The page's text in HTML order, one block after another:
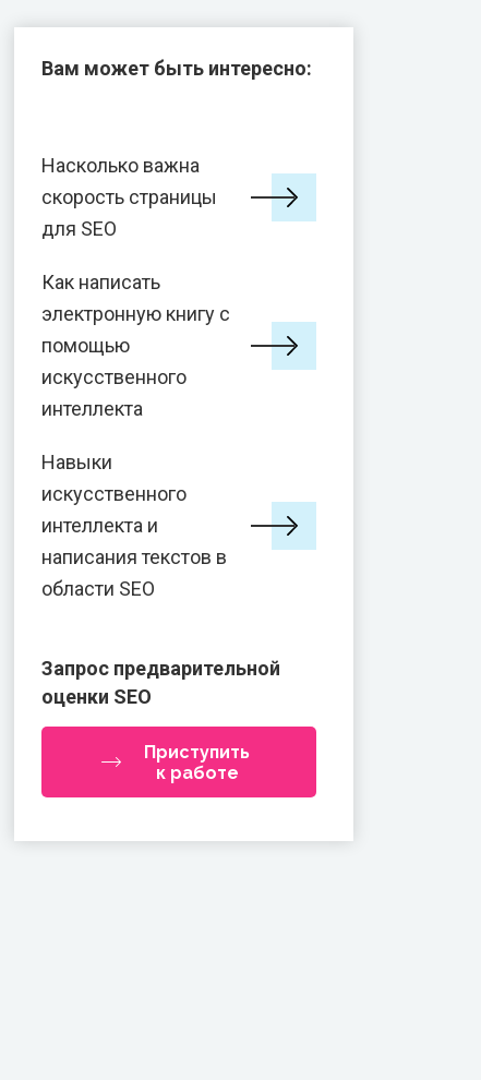
Вам может быть интересно:
Насколько важна
скорость страницы
для SEO
Как написать
электронную книгу с
помощью
искусственного
интеллекта
Навыки
искусственного
интеллекта и
написания текстов в
области SEO
Запрос предварительной
оценки SEO
Приступить
к работе